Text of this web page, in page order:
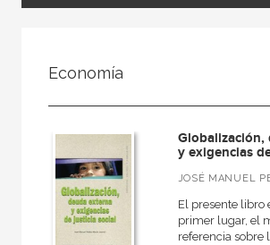
Ciencias humanas y sociales
Economía
MATERIAS
Cine
Economía
Globalización,
y exigencias
JOSÉ MANUEL
El presente libro
primer lugar, el
referencia sobre